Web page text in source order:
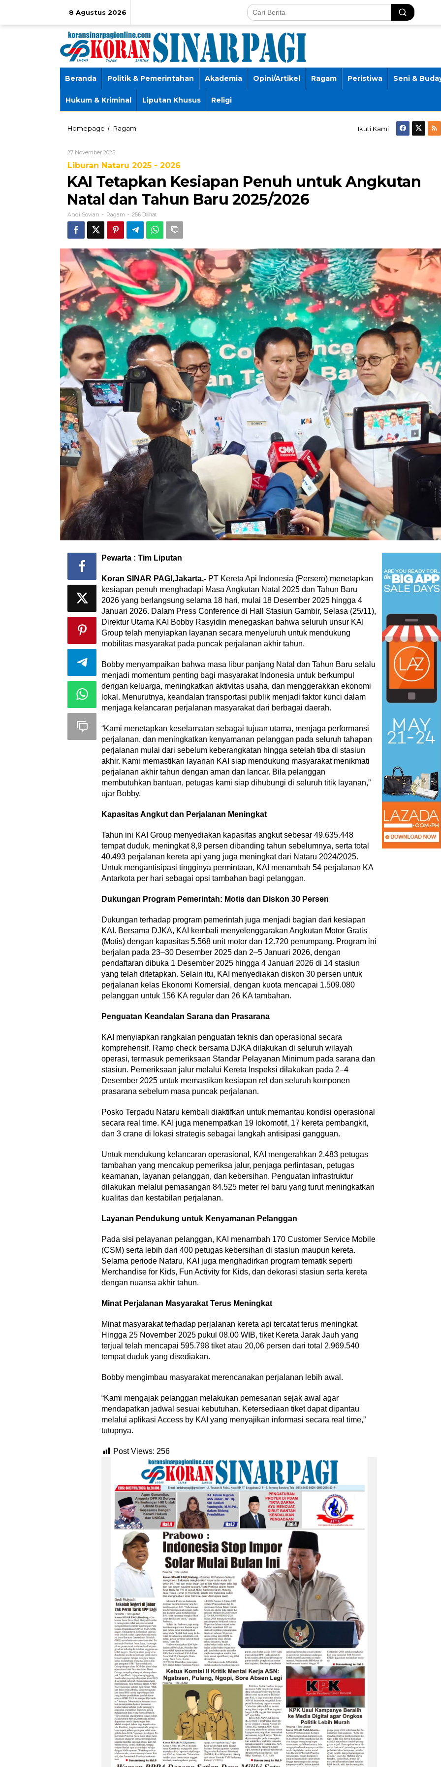
8 Agustus 2026
Beranda Politik & Pemerintahan Akademia Opini/Artikel Ragam Peristiwa Seni &
Hukum & Kriminal Liputan Khusus Religi
Homepage / Ragam
untuk
Natal
Tahun
2025/2026
Ikuti Kami
27 November 2025Oleh
Sovian
Liburan Nataru 2025 - 2026
KAI Tetapkan Kesiapan Penuh untuk Angkutan
Natal dan Tahun Baru 2025/2026
Andi Sovian - Ragam - 256 Dilihat
Pewarta : Tim Liputan
Koran SINAR PAGI,Jakarta,- PT Kereta Api Indonesia (Persero) menetapkan
kesiapan penuh menghadapi Masa Angkutan Natal 2025 dan Tahun Baru
2026 yang berlangsung selama 18 hari, mulai 18 Desember 2025 hingga 4
Januari 2026. Dalam Press Conference di Hall Stasiun Gambir, Selasa (25/11),
Direktur Utama KAI Bobby Rasyidin menegaskan bahwa seluruh unsur KAI
Group telah menyiapkan layanan secara menyeluruh untuk mendukung
mobilitas masyarakat pada puncak perjalanan akhir tahun.
Bobby menyampaikan bahwa masa libur panjang Natal dan Tahun Baru selalu
menjadi momentum penting bagi masyarakat Indonesia untuk berkumpul
dengan keluarga, meningkatkan aktivitas usaha, dan menggerakkan ekonomi
lokal. Menurutnya, keandalan transportasi publik menjadi faktor kunci dalam
menjaga kelancaran perjalanan masyarakat dari berbagai daerah.
“Kami menetapkan keselamatan sebagai tujuan utama, menjaga performansi
perjalanan, dan meningkatkan kenyamanan pelanggan pada seluruh tahapan
perjalanan mulai dari sebelum keberangkatan hingga setelah tiba di stasiun
akhir. Kami memastikan layanan KAI siap mendukung masyarakat menikmati
perjalanan akhir tahun dengan aman dan lancar. Bila pelanggan
membutuhkan bantuan, petugas kami siap dihubungi di seluruh titik layanan,”
ujar Bobby.
Kapasitas Angkut dan Perjalanan Meningkat
Tahun ini KAI Group menyediakan kapasitas angkut sebesar 49.635.448
tempat duduk, meningkat 8,9 persen dibanding tahun sebelumnya, serta total
40.493 perjalanan kereta api yang juga meningkat dari Nataru 2024/2025.
Untuk mengantisipasi tingginya permintaan, KAI menambah 54 perjalanan KA
Antarkota per hari sebagai opsi tambahan bagi pelanggan.
Dukungan Program Pemerintah: Motis dan Diskon 30 Persen
Dukungan terhadap program pemerintah juga menjadi bagian dari kesiapan
KAI. Bersama DJKA, KAI kembali menyelenggarakan Angkutan Motor Gratis
(Motis) dengan kapasitas 5.568 unit motor dan 12.720 penumpang. Program ini
berjalan pada 23–30 Desember 2025 dan 2–5 Januari 2026, dengan
pendaftaran dibuka 1 Desember 2025 hingga 4 Januari 2026 di 14 stasiun
yang telah ditetapkan. Selain itu, KAI menyediakan diskon 30 persen untuk
perjalanan kelas Ekonomi Komersial, dengan kuota mencapai 1.509.080
pelanggan untuk 156 KA reguler dan 26 KA tambahan.
Penguatan Keandalan Sarana dan Prasarana
KAI menyiapkan rangkaian penguatan teknis dan operasional secara
komprehensif. Ramp check bersama DJKA dilakukan di seluruh wilayah
operasi, termasuk pemeriksaan Standar Pelayanan Minimum pada sarana dan
stasiun. Pemeriksaan jalur melalui Kereta Inspeksi dilakukan pada 2–4
Desember 2025 untuk memastikan kesiapan rel dan seluruh komponen
prasarana sebelum masa puncak perjalanan.
Posko Terpadu Nataru kembali diaktifkan untuk memantau kondisi operasional
secara real time. KAI juga menempatkan 19 lokomotif, 17 kereta pembangkit,
dan 3 crane di lokasi strategis sebagai langkah antisipasi gangguan.
Untuk mendukung kelancaran operasional, KAI mengerahkan 2.483 petugas
tambahan yang mencakup pemeriksa jalur, penjaga perlintasan, petugas
keamanan, layanan pelanggan, dan kebersihan. Penguatan infrastruktur
dilakukan melalui pemasangan 84.525 meter rel baru yang turut meningkatkan
kualitas dan kestabilan perjalanan.
Layanan Pendukung untuk Kenyamanan Pelanggan
Pada sisi pelayanan pelanggan, KAI menambah 170 Customer Service Mobile
(CSM) serta lebih dari 400 petugas kebersihan di stasiun maupun kereta.
Selama periode Nataru, KAI juga menghadirkan program tematik seperti
Merchandise for Kids, Fun Activity for Kids, dan dekorasi stasiun serta kereta
dengan nuansa akhir tahun.
Minat Perjalanan Masyarakat Terus Meningkat
Minat masyarakat terhadap perjalanan kereta api tercatat terus meningkat.
Hingga 25 November 2025 pukul 08.00 WIB, tiket Kereta Jarak Jauh yang
terjual telah mencapai 595.798 tiket atau 20,06 persen dari total 2.969.540
tempat duduk yang disediakan.
Bobby mengimbau masyarakat merencanakan perjalanan lebih awal.
“Kami mengajak pelanggan melakukan pemesanan sejak awal agar
mendapatkan jadwal sesuai kebutuhan. Ketersediaan tiket dapat dipantau
melalui aplikasi Access by KAI yang menyajikan informasi secara real time,”
tutupnya.
Post Views: 256
Weekend Bersama Kepala
Ungkapkan Pengalaman 60 JP
Di Akademia, Internasional, Liputan Khusus
Agustus 2026
Di Akademia, Ragam
‎Bupati Tekankan Penguatan
Akar Budaya dalam Pembukaan
‎Bupati Dony Dorong Dewan
Kebudayaan Jadi Penggerak
Implementasi Perda